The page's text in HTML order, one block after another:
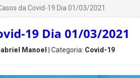
da Covid-19 Dia 01/03/2021
19 Dia 01/03/2021
Manoel | Categoria: Covid-19